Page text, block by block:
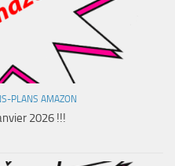
PLANS AMAZON
2026 !!!